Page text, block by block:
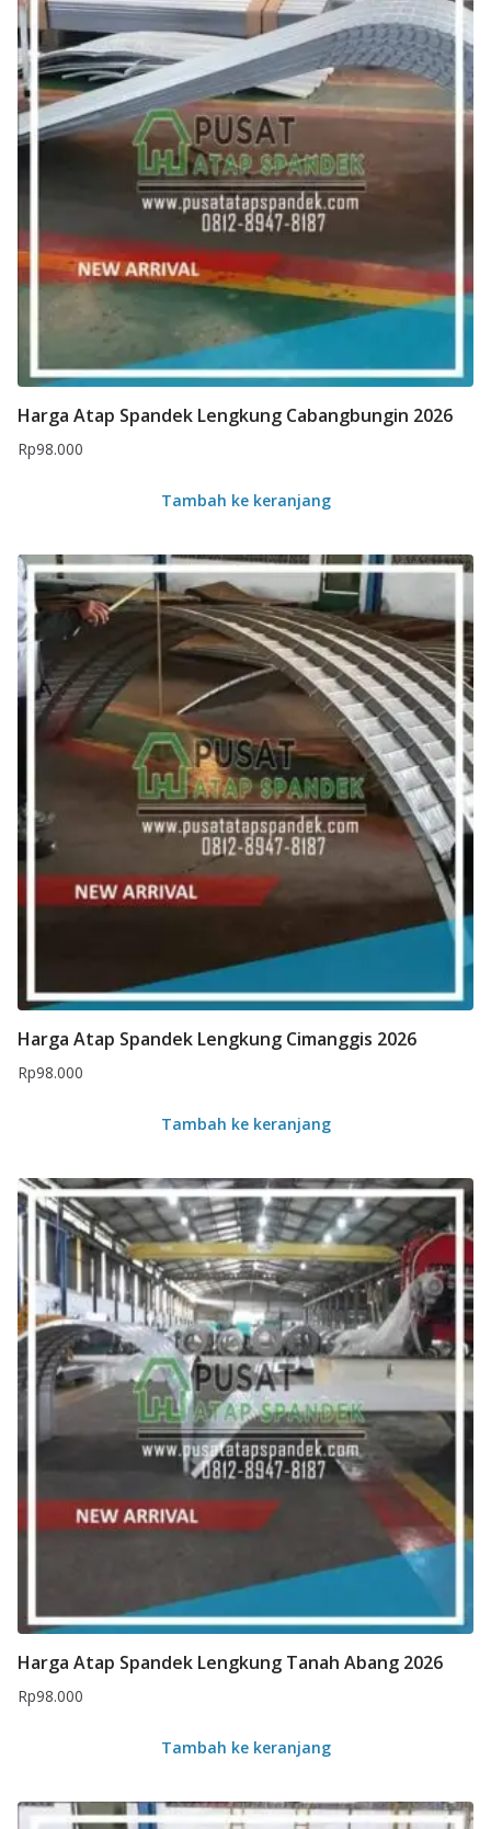
Harga Atap Spandek Lengkung Cabangbungin 2026
Rp98.000
Tambah ke keranjang
Harga Atap Spandek Lengkung Cimanggis 2026
Rp98.000
Tambah ke keranjang
Harga Atap Spandek Lengkung Tanah Abang 2026
Rp98.000
Tambah ke keranjang